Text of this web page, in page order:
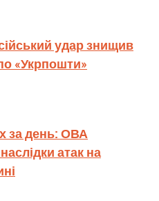
удар знищив
«Укрпошти»
за день: ОВА
атак на